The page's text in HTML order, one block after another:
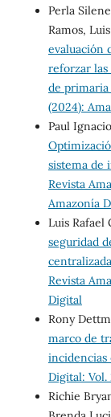
Perla
Ramos,
evaluación
reforzar las
de primaria
(2024):
Paul
sistema de
Revista
Amazonía
Luis Rafael
seguridad
Revista
Digital
Rony
marco de
incidencias
Digital: Vol.
Richie